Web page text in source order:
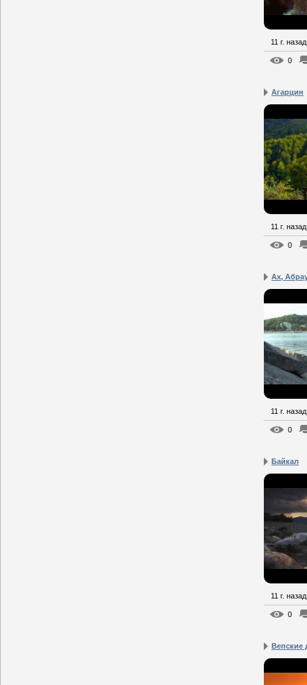
11 г. назад
0
Агарцин
11 г. назад
0
Ах,
11 г. назад
0
Байкал
11 г. назад
0
Вепские